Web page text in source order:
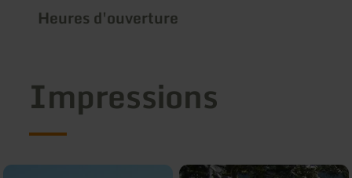
Heures d'ouverture
Impressions